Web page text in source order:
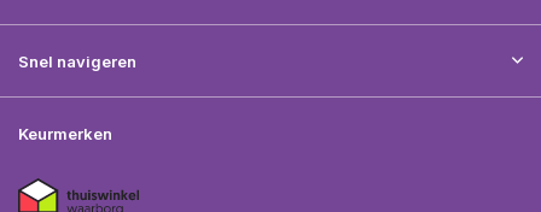
Snel navigeren
Keurmerken